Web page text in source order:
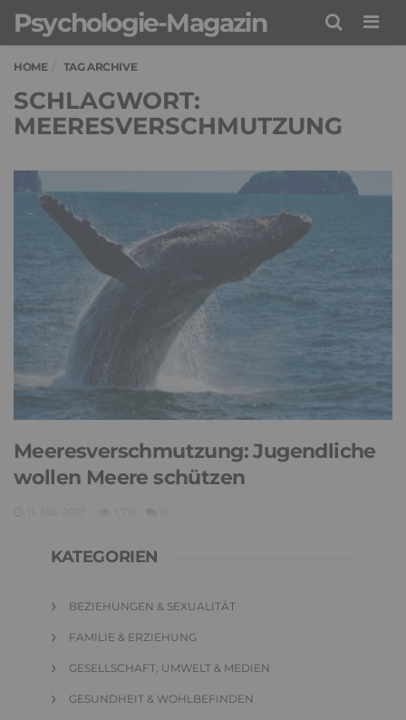
Psychologie-Magazin
HOME TAG ARCHIVE
SCHLAGWORT:
MEERESVERSCHMUTZUNG
Meeresverschmutzung: Jugendliche
wollen Meere schützen
KATEGORIEN
BEZIEHUNGEN & SEXUALITÄT
FAMILIE & ERZIEHUNG
GESELLSCHAFT, UMWELT & MEDIEN
GESUNDHEIT & WOHLBEFINDEN